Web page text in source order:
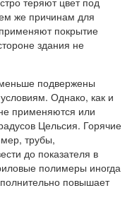
же причинам для
покрытие
здания не
подвержены
Однако, как и
применяются или
Цельсия. Горячие
трубы,
до показателя в
полимеры иногда
повышает